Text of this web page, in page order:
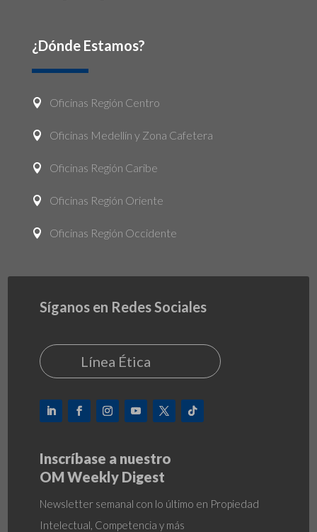
¿Dónde Estamos?
 Oficinas Región Centro
 Oficinas Medellín y Zona Cafetera
 Oficinas Región Caribe
 Oficinas Región Oriente
 Oficinas Región Occidente
Síganos en Redes Sociales
Línea Ética
Inscríbase a nuestro
OM Weekly Digest
Newsletter semanal con lo último en Propiedad
Intelectual, Competencia y más